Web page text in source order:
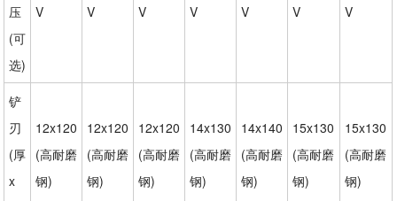
压
(可
选)
V
V
V
V
V
V
V
铲
刃
(厚
x
12x120
(高耐磨
钢)
12x120
(高耐磨
钢)
12x120
(高耐磨
钢)
14x130
(高耐磨
钢)
14x140
(高耐磨
钢)
15x130
(高耐磨
钢)
15x130
(高耐磨
钢)